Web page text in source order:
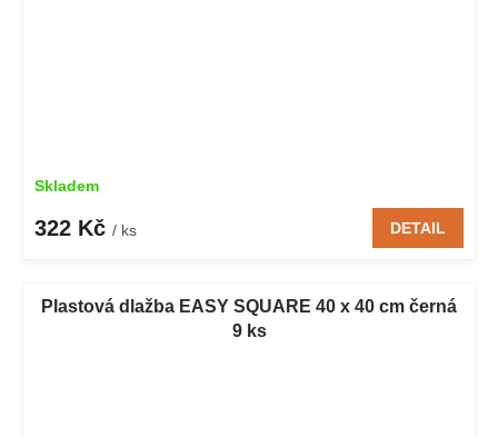
Skladem
322 Kč / ks DETAIL
Plastová dlažba EASY SQUARE 40 x 40 cm černá
9 ks